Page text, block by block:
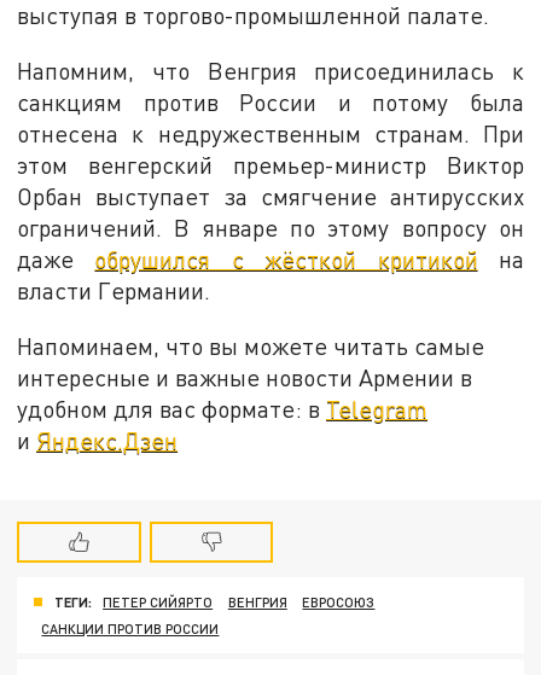
выступая в торгово-промышленной палате.
Напомним, что Венгрия присоединилась к
санкциям против России и потому была
отнесена к недружественным странам. При
этом венгерский премьер-министр Виктор
Орбан выступает за смягчение антирусских
ограничений. В январе по этому вопросу он
даже обрушился с жёсткой критикой на
власти Германии.
Напоминаем, что вы можете читать самые
интересные и важные новости Армении в
удобном для вас формате: в Telegram
и Яндекс.Дзен
ТЕГИ: ПЕТЕР СИЙЯРТО ВЕНГРИЯ
ЕВРОСОЮЗ
САНКЦИИ ПРОТИВ РОССИИ